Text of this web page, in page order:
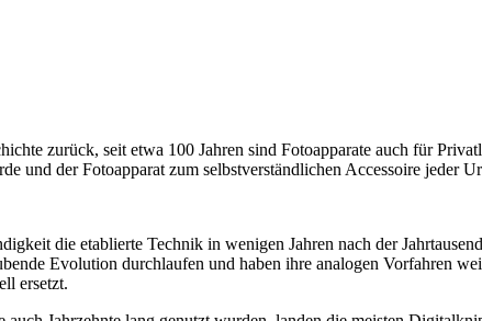
zurück, seit etwa 100 Jahren sind Fotoapparate auch für
und der Fotoapparat zum selbstverständlichen Accessoire jeder
die etablierte Technik in wenigen Jahren nach der
Evolution durchlaufen und haben ihre analogen Vorfahren
ersetzt.